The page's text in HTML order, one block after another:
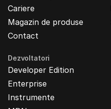
Cariere
Magazin de produse
Contact
Dezvoltatori
Developer Edition
Enterprise
Instrumente